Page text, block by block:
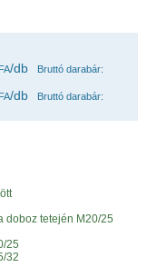
/db
Bruttó darabár:
/db
Bruttó darabár:
doboz tetején M20/25
25
32